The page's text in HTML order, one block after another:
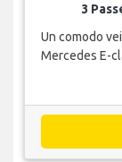
3
Un comodo
Mercedes E-